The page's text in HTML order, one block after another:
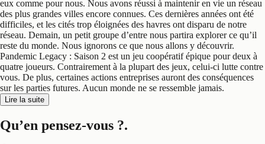
eux comme pour nous. Nous avons réussi à maintenir en vie un réseau
des plus grandes villes encore connues. Ces dernières années ont été
difficiles, et les cités trop éloignées des havres ont disparu de notre
réseau. Demain, un petit groupe d’entre nous partira explorer ce qu’il
reste du monde. Nous ignorons ce que nous allons y découvrir.
Pandemic Legacy : Saison 2 est un jeu coopératif épique pour deux à
quatre joueurs. Contrairement à la plupart des jeux, celui-ci lutte contre
vous. De plus, certaines actions entreprises auront des conséquences
sur les parties futures. Aucun monde ne se ressemble jamais.
Lire la suite
Qu’en pensez-vous ?.